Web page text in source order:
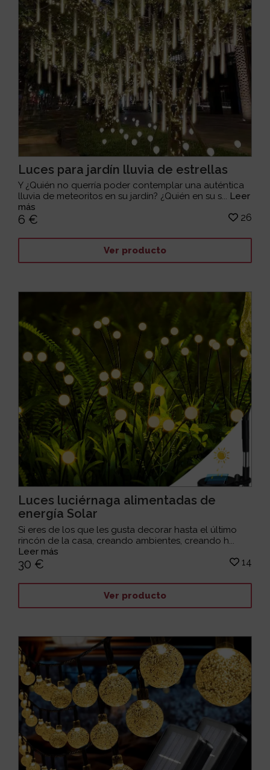
Luces para jardín lluvia de estrellas
Y ¿Quién no querría poder contemplar una auténtica
lluvia de meteoritos en su jardín? ¿Quién en su s... Leer
más
6 € 26
Ver producto
Luces luciérnaga alimentadas de
energía Solar
Si eres de los que les gusta decorar hasta el último
rincón de la casa, creando ambientes, creando h...
Leer más
30 € 14
Ver producto